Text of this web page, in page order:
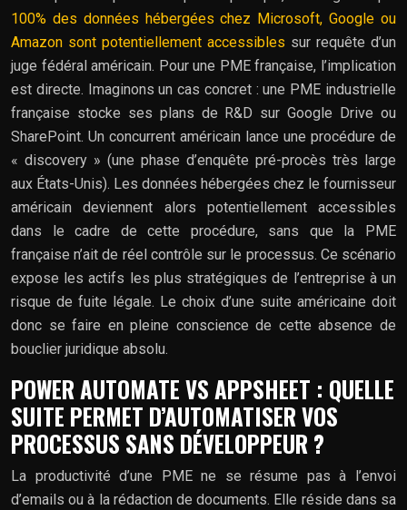
100% des données hébergées chez Microsoft, Google ou
Amazon sont potentiellement accessibles sur requête d’un
juge fédéral américain. Pour une PME française, l’implication
est directe. Imaginons un cas concret : une PME industrielle
française stocke ses plans de R&D sur Google Drive ou
SharePoint. Un concurrent américain lance une procédure de
« discovery » (une phase d’enquête pré-procès très large
aux États-Unis). Les données hébergées chez le fournisseur
américain deviennent alors potentiellement accessibles
dans le cadre de cette procédure, sans que la PME
française n’ait de réel contrôle sur le processus. Ce scénario
expose les actifs les plus stratégiques de l’entreprise à un
risque de fuite légale. Le choix d’une suite américaine doit
donc se faire en pleine conscience de cette absence de
bouclier juridique absolu.
POWER AUTOMATE VS APPSHEET : QUELLE
SUITE PERMET D’AUTOMATISER VOS
PROCESSUS SANS DÉVELOPPEUR ?
La productivité d’une PME ne se résume pas à l’envoi
d’emails ou à la rédaction de documents. Elle réside dans sa